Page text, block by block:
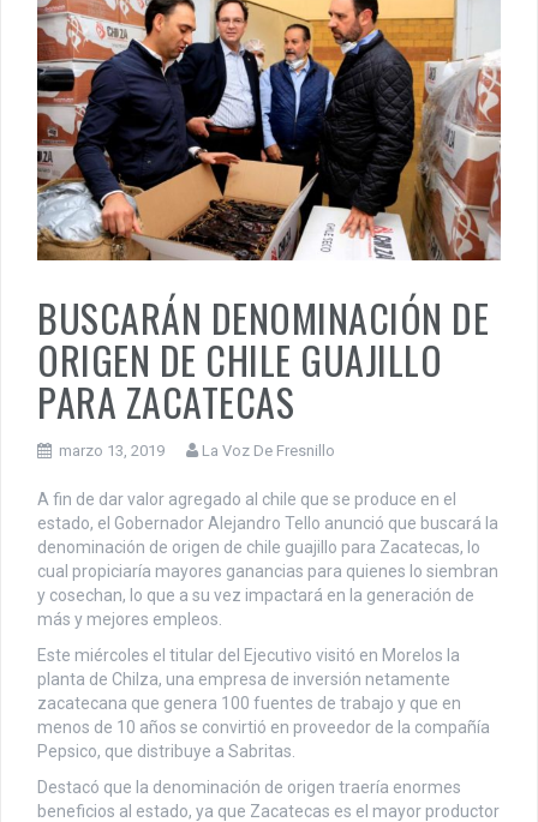
BUSCARÁN DENOMINACIÓN DE
ORIGEN DE CHILE GUAJILLO
PARA ZACATECAS
marzo 13, 2019 La Voz De Fresnillo
A fin de dar valor agregado al chile que se produce en el
estado, el Gobernador Alejandro Tello anunció que buscará la
denominación de origen de chile guajillo para Zacatecas, lo
cual propiciaría mayores ganancias para quienes lo siembran
y cosechan, lo que a su vez impactará en la generación de
más y mejores empleos.
Este miércoles el titular del Ejecutivo visitó en Morelos la
planta de Chilza, una empresa de inversión netamente
zacatecana que genera 100 fuentes de trabajo y que en
menos de 10 años se convirtió en proveedor de la compañía
Pepsico, que distribuye a Sabritas.
Destacó que la denominación de origen traería enormes
beneficios al estado, ya que Zacatecas es el mayor productor